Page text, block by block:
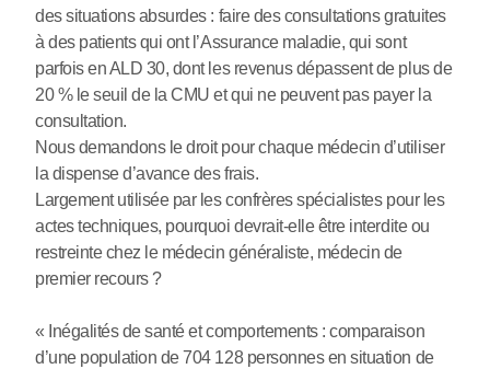
des situations absurdes : faire des consultations gratuites
à des patients qui ont l’Assurance maladie, qui sont
parfois en ALD 30, dont les revenus dépassent de plus de
20 % le seuil de la CMU et qui ne peuvent pas payer la
consultation.
Nous demandons le droit pour chaque médecin d’utiliser
la dispense d’avance des frais.
Largement utilisée par les confrères spécialistes pour les
actes techniques, pourquoi devrait-elle être interdite ou
restreinte chez le médecin généraliste, médecin de
premier recours ?
« Inégalités de santé et comportements : comparaison
d’une population de 704 128 personnes en situation de